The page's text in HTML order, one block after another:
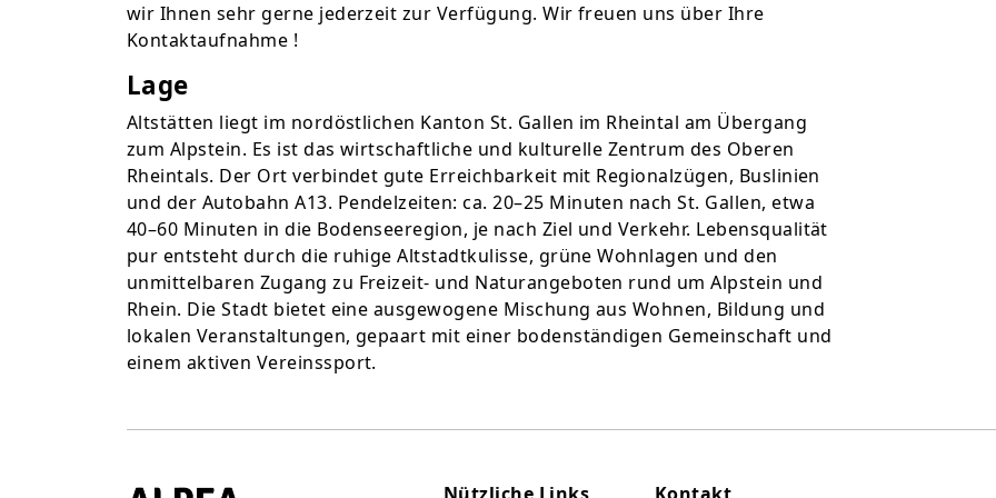
wir Ihnen sehr gerne jederzeit zur Verfügung. Wir freuen uns über Ihre
Kontaktaufnahme !
Lage
Altstätten liegt im nordöstlichen Kanton St. Gallen im Rheintal am Übergang
zum Alpstein. Es ist das wirtschaftliche und kulturelle Zentrum des Oberen
Rheintals. Der Ort verbindet gute Erreichbarkeit mit Regionalzügen, Buslinien
und der Autobahn A13. Pendelzeiten: ca. 20–25 Minuten nach St. Gallen, etwa
40–60 Minuten in die Bodenseeregion, je nach Ziel und Verkehr. Lebensqualität
pur entsteht durch die ruhige Altstadtkulisse, grüne Wohnlagen und den
unmittelbaren Zugang zu Freizeit- und Naturangeboten rund um Alpstein und
Rhein. Die Stadt bietet eine ausgewogene Mischung aus Wohnen, Bildung und
lokalen Veranstaltungen, gepaart mit einer bodenständigen Gemeinschaft und
einem aktiven Vereinssport.